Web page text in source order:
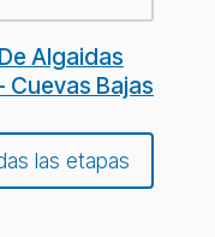
Algaidas
Cuevas Bajas
las etapas